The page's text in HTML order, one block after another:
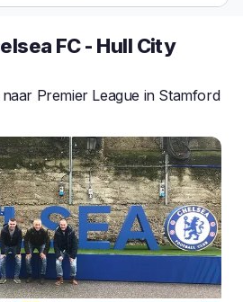
FC - Hull City
Premier League in Stamford